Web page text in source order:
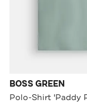
BOSS GREEN
Polo-Shirt 'Paddy